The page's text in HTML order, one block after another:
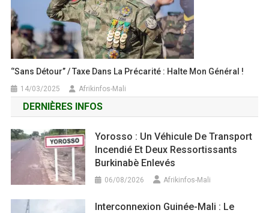
‘’Sans Détour’’ / Taxe Dans La Précarité : Halte Mon Général !
14/03/2025 Afrikinfos-Mali
DERNIÈRES INFOS
Yorosso : Un Véhicule De Transport
Incendié Et Deux Ressortissants
Burkinabè Enlevés
06/08/2026 Afrikinfos-Mali
Interconnexion Guinée-Mali : Le